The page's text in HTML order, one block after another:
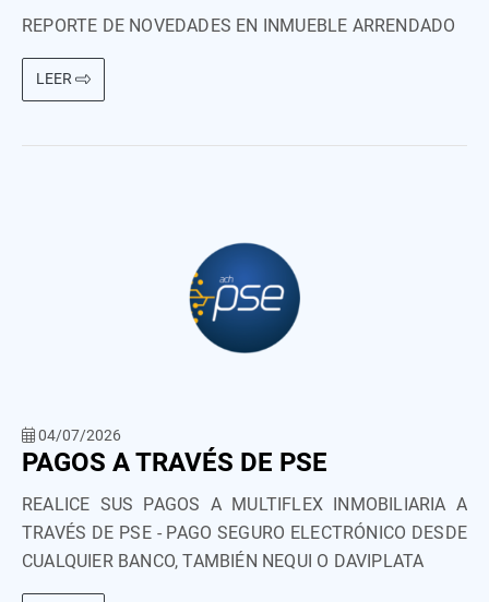
REPORTE DE NOVEDADES EN INMUEBLE ARRENDADO
LEER
04/07/2026
PAGOS A TRAVÉS DE PSE
REALICE SUS PAGOS A MULTIFLEX INMOBILIARIA A
TRAVÉS DE PSE - PAGO SEGURO ELECTRÓNICO DESDE
CUALQUIER BANCO, TAMBIÉN NEQUI O DAVIPLATA